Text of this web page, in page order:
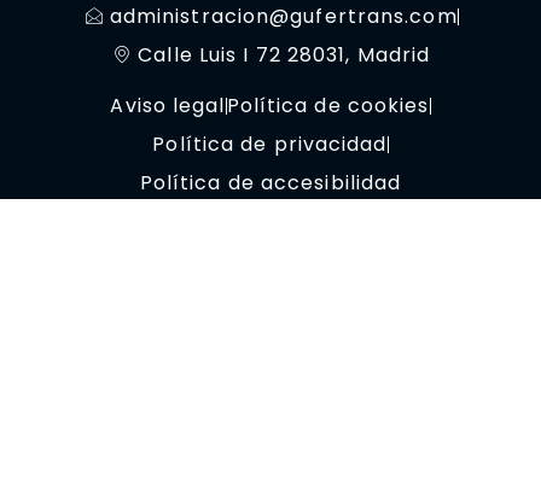
administracion@gufertrans.com
Calle Luis I 72 28031, Madrid
Aviso legalPolítica de cookies
Política de privacidad
Política de accesibilidad